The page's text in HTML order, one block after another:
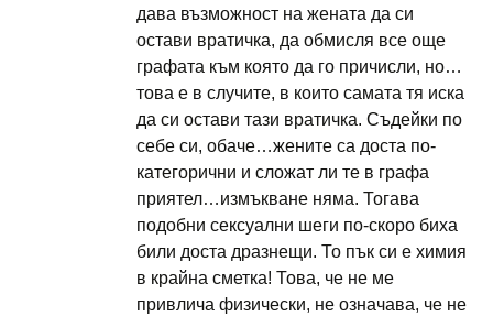
дава възможност на жената да си
остави вратичка, да обмисля все още
графата към която да го причисли, но…
това е в случите, в които самата тя иска
да си остави тази вратичка. Съдейки по
себе си, обаче…жените са доста по-
категорични и сложат ли те в графа
приятел…измъкване няма. Тогава
подобни сексуални шеги по-скоро биха
били доста дразнещи. То пък си е химия
в крайна сметка! Това, че не ме
привлича физически, не означава, че не